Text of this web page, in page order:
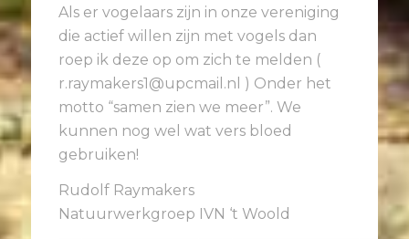
Als er vogelaars zijn in onze vereniging
die actief willen zijn met vogels dan
roep ik deze op om zich te melden (
r.raymakers1@upcmail.nl ) Onder het
motto “samen zien we meer”. We
kunnen nog wel wat vers bloed
gebruiken!
Rudolf Raymakers
Natuurwerkgroep IVN ‘t Woold